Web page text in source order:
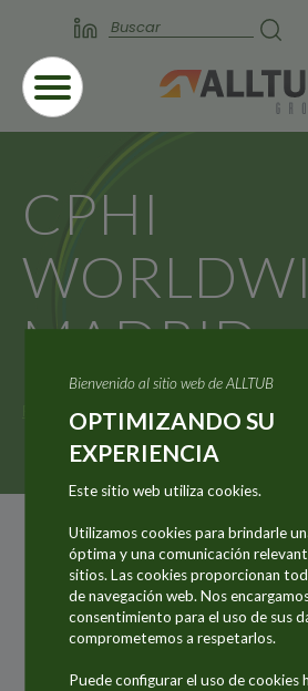
CPHI
MADRID
Página principal
Actualidades
CPHI WORLDWIDE – MADRID
17
SEP
2018
Bienvenido al sitio web de ALLTUB
OPTIMIZANDO SU
EXPERIENCIA
Este sitio web utiliza cookies.
Utilizamos cookies para brindarle
óptima y una comunicación
sitios. Las cookies proporcionan
de navegación web. Nos
consentimiento para el uso de sus
comprometemos a respetarlos.
Puede configurar el uso de cookies